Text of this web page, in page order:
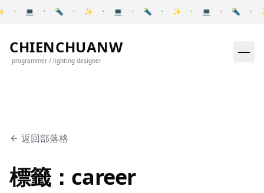
Skip to content
CHIENCHUANW
programmer / lighting designer
Pause announcements
· 💻 · 🔦 · ✨ · 💻 · 🔦 · ✨ · 💻 · 🔦 ·
返回部落格
標籤：career